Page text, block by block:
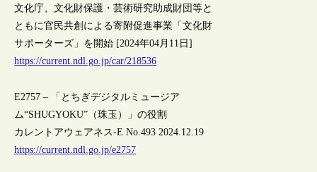
文化庁、文化財保護・芸術研究助成財団等と
ともに官民共創による寄附促進事業「文化財
サポーターズ」を開始 [2024年04月11日]
https://current.ndl.go.jp/car/218536
E2757 – 「とちぎデジタルミュージア
ム“SHUGYOKU”（珠玉）」の役割
カレントアウェアネス-E No.493 2024.12.19
https://current.ndl.go.jp/e2757